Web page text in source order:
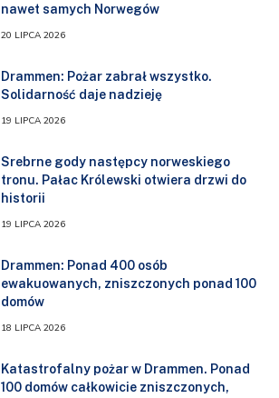
nawet samych Norwegów
20 LIPCA 2026
Drammen: Pożar zabrał wszystko.
Solidarność daje nadzieję
19 LIPCA 2026
Srebrne gody następcy norweskiego
tronu. Pałac Królewski otwiera drzwi do
historii
19 LIPCA 2026
Drammen: Ponad 400 osób
ewakuowanych, zniszczonych ponad 100
domów
18 LIPCA 2026
Katastrofalny pożar w Drammen. Ponad
100 domów całkowicie zniszczonych,